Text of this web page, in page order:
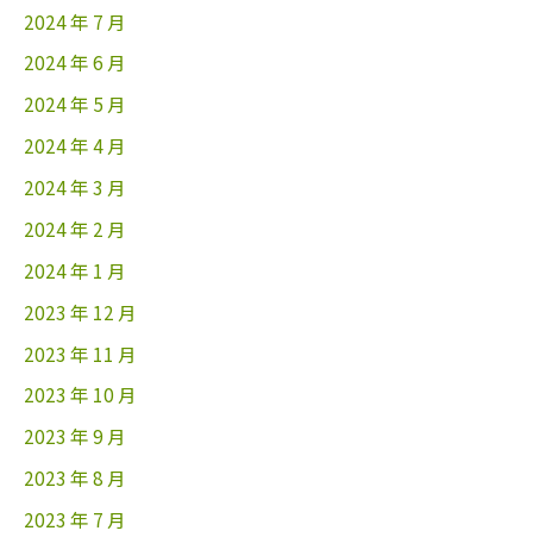
2024 年 7 月
2024 年 6 月
2024 年 5 月
2024 年 4 月
2024 年 3 月
2024 年 2 月
2024 年 1 月
2023 年 12 月
2023 年 11 月
2023 年 10 月
2023 年 9 月
2023 年 8 月
2023 年 7 月